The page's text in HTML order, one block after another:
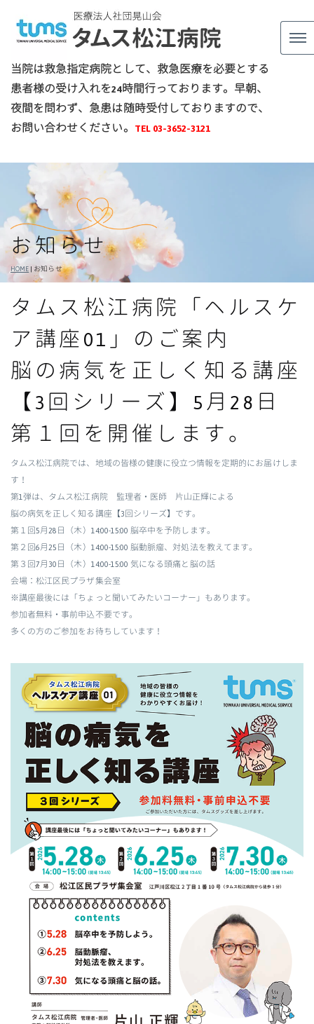
当院は救急指定病院として、救急医療を必要とする
患者様の受け入れを24時間行っております。 早朝、
夜間を問わず、急患は随時受付しておりますので、
お問い合わせください。 TEL 03-3652-3121
お知らせ
HOME| お知らせ
タムス松江病院「ヘルスケ
ア講座01」のご案内
脳の病気を正しく知る講座
【3回シリーズ】5月28日
第１回を開催します。
タムス松江病院では、地域の皆様の健康に役立つ情報を定期的にお届けしま
す！
第1弾は、タムス松江病院 監理者・医師 片山正輝による
脳の病気を正しく知る講座【3回シリーズ】です。
第１回5月28日（木）14:00-15:00 脳卒中を予防します。
第２回6月25日（木）14:00-15:00 脳動脈瘤、対処法を教えてます。
第３回7月30日（木）14:00-15:00 気になる頭痛と脳の話
会場：松江区民プラザ集会室
※講座最後には「ちょっと聞いてみたいコーナー」もあります。
参加者無料・事前申込不要です。
多くの方のご参加をお待ちしています！